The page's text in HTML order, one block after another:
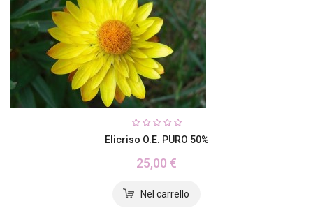
Elicriso O.E. PURO 50%
25,00 €